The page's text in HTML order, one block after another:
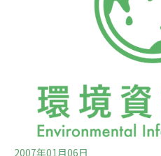
頭銜，我有些自鳴得意。台
家吃飯，並說要向我請教。
溫文儒雅，舉止言談都很官
多話。她是師大外文系畢業
吃，因為她媽媽是山東人，
人，也喜歡吃蒜。餐桌上談到
2007年01月06日